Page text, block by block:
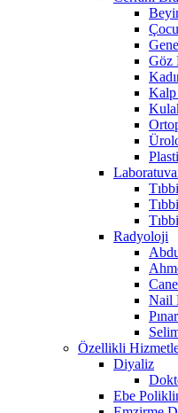
Göz
Kalp
Radyoloji
Nail
Özellikli
Diyaliz
Ebe